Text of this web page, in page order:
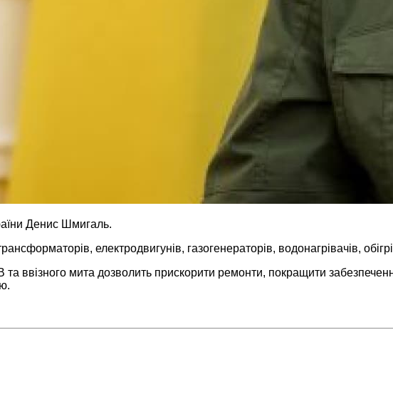
Денис Шмигаль.
електродвигунів, газогенераторів, водонагрівачів,
ввізного мита дозволить прискорити ремонти, покращити